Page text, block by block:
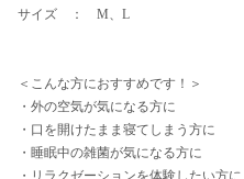
サイズ ： M、L
＜こんな方におすすめです！＞
・外の空気が気になる方に
・口を開けたまま寝てしまう方に
・睡眠中の雑菌が気になる方に
・リラクゼーションを体験したい方に